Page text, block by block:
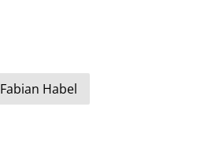
Fabian Habel